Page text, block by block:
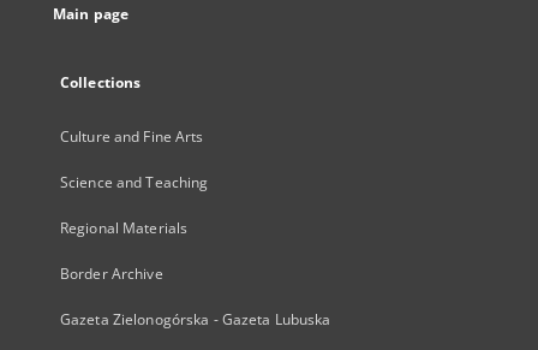
Main page
Collections
Culture and Fine Arts
Science and Teaching
Regional Materials
Border Archive
Gazeta Zielonogórska - Gazeta Lubuska